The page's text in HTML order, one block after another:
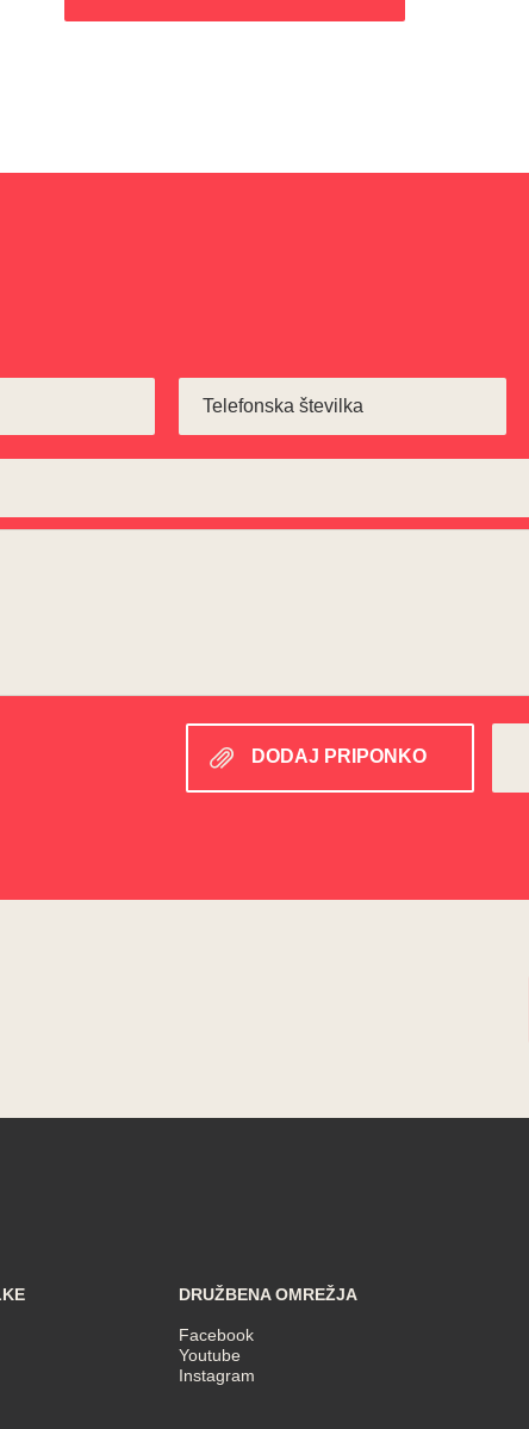
DODAJ PRIPONKO
DRUŽBENA OMREŽJA
Facebook
Youtube
Instagram